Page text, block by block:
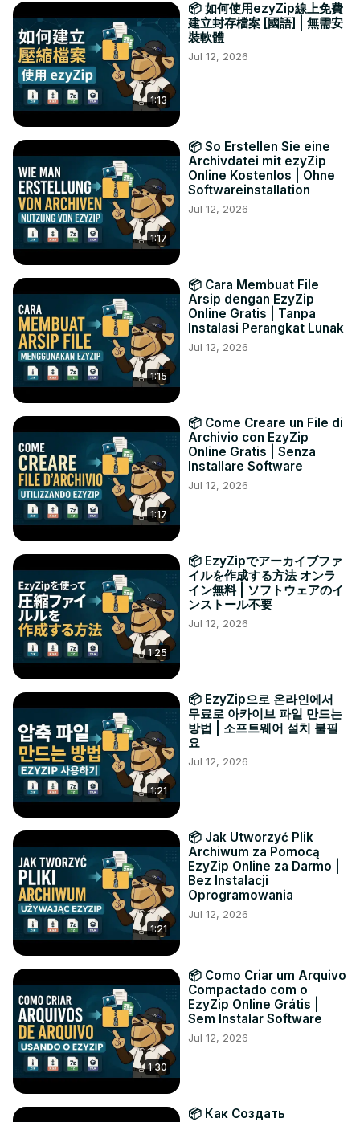
1:13
📦 如何使用ezyZip線上免費
建立封存檔案 [國語] | 無需安
裝軟體
Jul 12, 2026
1:17
📦 So Erstellen Sie eine
Archivdatei mit ezyZip
Online Kostenlos | Ohne
Softwareinstallation
Jul 12, 2026
1:15
📦 Cara Membuat File
Arsip dengan EzyZip
Online Gratis | Tanpa
Instalasi Perangkat Lunak
Jul 12, 2026
1:17
📦 Come Creare un File di
Archivio con EzyZip
Online Gratis | Senza
Installare Software
Jul 12, 2026
1:25
📦 EzyZipでアーカイブファ
イルを作成する方法 オンラ
イン無料 | ソフトウェアのイ
ンストール不要
Jul 12, 2026
1:21
📦 EzyZip으로 온라인에서
무료로 아카이브 파일 만드는
방법 | 소프트웨어 설치 불필
요
Jul 12, 2026
1:21
📦 Jak Utworzyć Plik
Archiwum za Pomocą
EzyZip Online za Darmo |
Bez Instalacji
Oprogramowania
Jul 12, 2026
1:30
📦 Como Criar um Arquivo
Compactado com o
EzyZip Online Grátis |
Sem Instalar Software
Jul 12, 2026
📦 Как Создать